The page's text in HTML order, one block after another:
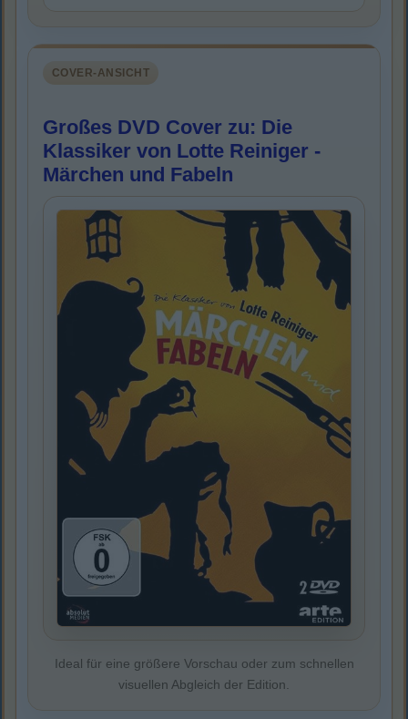
COVER-ANSICHT
Großes DVD Cover zu: Die
Klassiker von Lotte Reiniger -
Märchen und Fabeln
Ideal für eine größere Vorschau oder zum schnellen
visuellen Abgleich der Edition.